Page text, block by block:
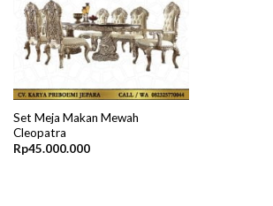
Set Meja Makan Mewah
Cleopatra
Rp45.000.000